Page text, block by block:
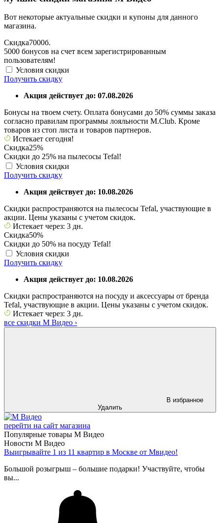
Вот некоторые актуальные скидки и купоны для данного
магазина.
Скидка7000б.
5000 бонусов на счет всем зарегистрированным
пользователям!
Условия скидки
Получить скидку
Акция действует до: 07.08.2026
Бонусы на твоем счету. Оплата бонусами до 50% суммы заказа
согласно правилам программы лояльности M.Club. Кроме
товаров из стоп листа и товаров партнеров.
Истекает сегодня!
Скидка25%
Скидки до 25% на пылесосы Tefal!
Условия скидки
Получить скидку
Акция действует до: 10.08.2026
Скидки распространяются на пылесосы Tefal, участвующие в
акции. Цены указаны с учетом скидок.
Истекает через: 3 дн.
Скидка50%
Скидки до 50% на посуду Tefal!
Условия скидки
Получить скидку
Акция действует до: 10.08.2026
Скидки распространяются на посуду и аксессуары от бренда
Tefal, участвующие в акции. Цены указаны с учетом скидок.
Истекает через: 3 дн.
все скидки М Видео ›
В избранное
Удалить
перейти на сайт магазина
Популярные товары М Видео
Новости М Видео
Выигрывайте 1 из 11 квартир в Москве от Мвидео!
Большой розыгрыш – большие подарки! Участвуйте, чтобы
вы...